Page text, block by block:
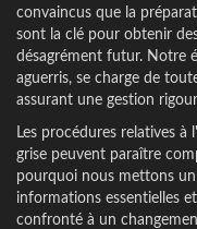
convaincus que la
sont la clé pour obtenir
désagrément futur. Notre
aguerris, se charge de
assurant une gestion
Les procédures relatives
grise peuvent paraître
pourquoi nous mettons
informations essentielles
confronté à un